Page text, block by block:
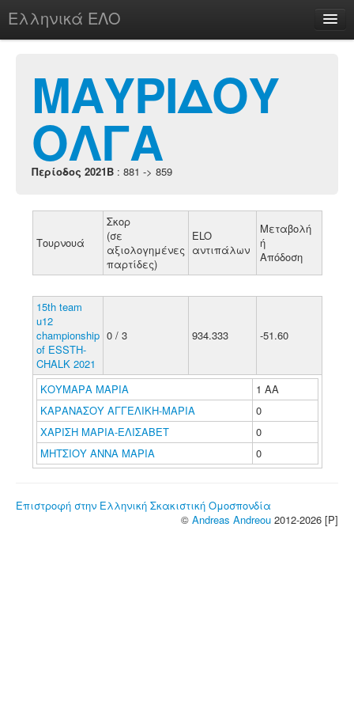
Ελληνικά ΕΛΟ
chesstu.be @ discord
Login
ΜΑΥΡΙΔΟΥ
ΟΛΓΑ
Περίοδος 2021B : 881 -> 859
Τουρνουά
Σκορ
(σε
αξιολογημένες
παρτίδες)
ELO
αντιπάλων
Μεταβολή
ή
Απόδοση
15th team
u12
championship
of ESSTH-
CHALK 2021
0 / 3 934.333 -51.60
ΚΟΥΜΑΡΑ ΜΑΡΙΑ
1 ΑΑ
ΚΑΡΑΝΑΣΟΥ ΑΓΓΕΛΙΚΗ-ΜΑΡΙΑ
0
ΧΑΡΙΣΗ ΜΑΡΙΑ-ΕΛΙΣΑΒΕΤ
0
ΜΗΤΣΙΟΥ ΑΝΝΑ ΜΑΡΙΑ
0
Επιστροφή στην Ελληνική Σκακιστική Ομοσπονδία
© Andreas Andreou 2012-2026 [P]